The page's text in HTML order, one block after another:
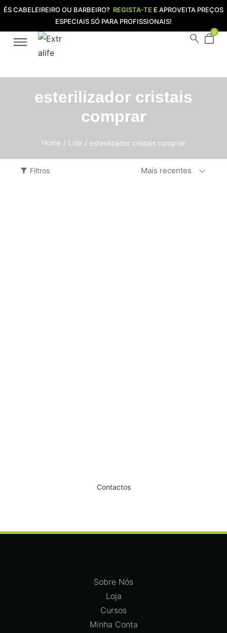
ÉS CABELEIREIRO OU BARBEIRO? REGISTA-TE E APROVEITA PREÇOS
ESPECIAIS SÓ PARA PROFISSIONAIS!
0
esterilizador cristais
comprar
Home / Loja / esterilizador cristais comprar
Filtros Mais recentes
Contactos
Sobre Nós
Loja
Cursos
Minha Conta